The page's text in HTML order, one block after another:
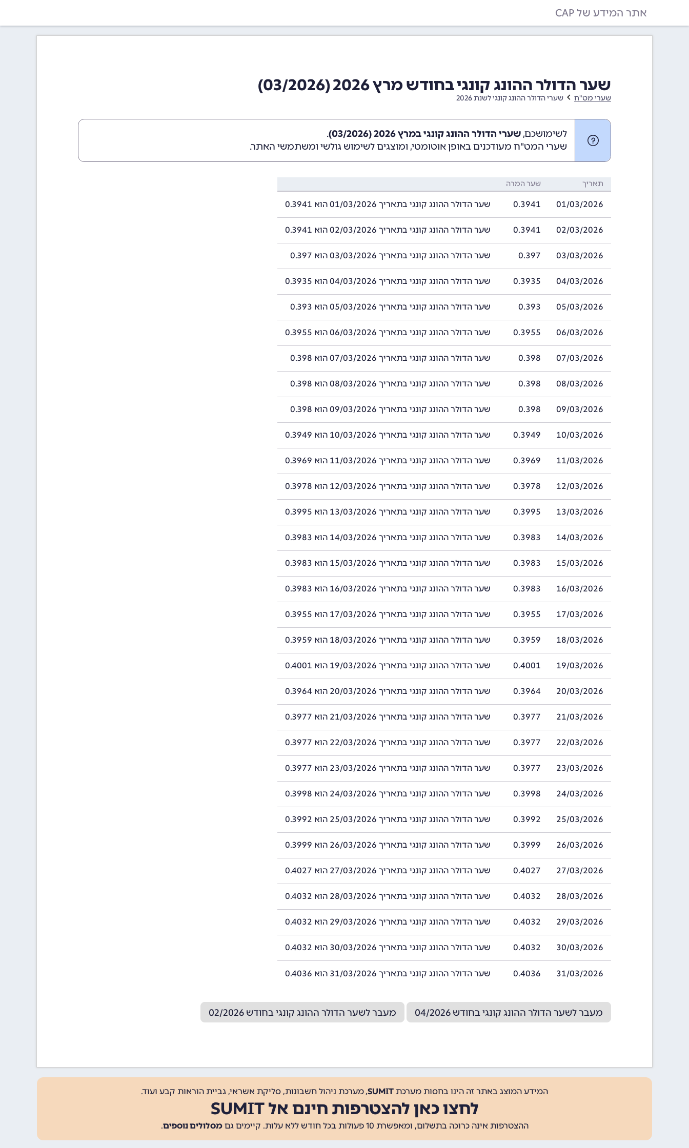
אתר המידע של CAP
שער הדולר ההונג קונגי בחודש מרץ 2026 (03/2026)
שערי מט"ח שערי הדולר ההונג קונגי לשנת 2026
לשימושכם, שערי הדולר ההונג קונגי במרץ 2026 (03/2026)
.
שערי המט"ח מעודכנים באופן אוטומטי, ומוצגים לשימוש גולשי ומשתמשי האתר.
תאריך שער המרה
01/03/2026
0.3941 שער הדולר ההונג קונגי בתאריך 01/03/2026 הוא 0.3941
02/03/2026
0.3941 שער הדולר ההונג קונגי בתאריך 02/03/2026 הוא 0.3941
03/03/2026
0.397 שער הדולר ההונג קונגי בתאריך 03/03/2026 הוא 0.397
04/03/2026
0.3935 שער הדולר ההונג קונגי בתאריך 04/03/2026 הוא 0.3935
05/03/2026
0.393 שער הדולר ההונג קונגי בתאריך 05/03/2026 הוא 0.393
06/03/2026
0.3955 שער הדולר ההונג קונגי בתאריך 06/03/2026 הוא 0.3955
07/03/2026
0.398 שער הדולר ההונג קונגי בתאריך 07/03/2026 הוא 0.398
08/03/2026
0.398 שער הדולר ההונג קונגי בתאריך 08/03/2026 הוא 0.398
09/03/2026
0.398 שער הדולר ההונג קונגי בתאריך 09/03/2026 הוא 0.398
10/03/2026
0.3949 שער הדולר ההונג קונגי בתאריך 10/03/2026 הוא 0.3949
11/03/2026
0.3969 שער הדולר ההונג קונגי בתאריך 11/03/2026 הוא 0.3969
12/03/2026
0.3978 שער הדולר ההונג קונגי בתאריך 12/03/2026 הוא 0.3978
13/03/2026
0.3995 שער הדולר ההונג קונגי בתאריך 13/03/2026 הוא 0.3995
14/03/2026
0.3983 שער הדולר ההונג קונגי בתאריך 14/03/2026 הוא 0.3983
15/03/2026
0.3983 שער הדולר ההונג קונגי בתאריך 15/03/2026 הוא 0.3983
16/03/2026
0.3983 שער הדולר ההונג קונגי בתאריך 16/03/2026 הוא 0.3983
17/03/2026
0.3955 שער הדולר ההונג קונגי בתאריך 17/03/2026 הוא 0.3955
18/03/2026
0.3959 שער הדולר ההונג קונגי בתאריך 18/03/2026 הוא 0.3959
19/03/2026
0.4001 שער הדולר ההונג קונגי בתאריך 19/03/2026 הוא 0.4001
20/03/2026
0.3964 שער הדולר ההונג קונגי בתאריך 20/03/2026 הוא 0.3964
21/03/2026
0.3977 שער הדולר ההונג קונגי בתאריך 21/03/2026 הוא 0.3977
22/03/2026
0.3977 שער הדולר ההונג קונגי בתאריך 22/03/2026 הוא 0.3977
23/03/2026
0.3977 שער הדולר ההונג קונגי בתאריך 23/03/2026 הוא 0.3977
24/03/2026
0.3998 שער הדולר ההונג קונגי בתאריך 24/03/2026 הוא 0.3998
25/03/2026
0.3992 שער הדולר ההונג קונגי בתאריך 25/03/2026 הוא 0.3992
26/03/2026
0.3999 שער הדולר ההונג קונגי בתאריך 26/03/2026 הוא 0.3999
27/03/2026
0.4027 שער הדולר ההונג קונגי בתאריך 27/03/2026 הוא 0.4027
28/03/2026
0.4032 שער הדולר ההונג קונגי בתאריך 28/03/2026 הוא 0.4032
29/03/2026
0.4032 שער הדולר ההונג קונגי בתאריך 29/03/2026 הוא 0.4032
30/03/2026
0.4032 שער הדולר ההונג קונגי בתאריך 30/03/2026 הוא 0.4032
31/03/2026
0.4036 שער הדולר ההונג קונגי בתאריך 31/03/2026 הוא 0.4036
מעבר לשער הדולר ההונג קונגי בחודש 04/2026 מעבר לשער הדולר ההונג קונגי בחודש 02/2026
המידע המוצג באתר זה הינו בחסות מערכת SUMIT, מערכת ניהול חשבונות, סליקת אשראי, גביית הוראות קבע ועוד.
לחצו כאן להצטרפות חינם אל SUMIT
ההצטרפות אינה כרוכה בתשלום, ומאפשרת 10 פעולות בכל חודש ללא עלות. קיימים גם מסלולים נוספים.